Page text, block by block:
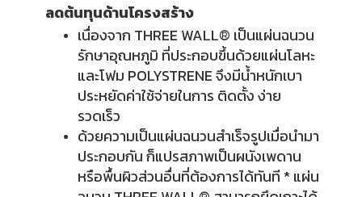
ลดต้นทุนด้านโครงสร้าง
เนื่องจาก THREE WALL® เป็นแผ่นฉนวน
รักษาอุณหภูมิ ที่ประกอบขึ้นด้วยแผ่นโลหะ
และโฟม POLYSTRENE จึงมีน้ำหนักเบา
ประหยัดค่าใช้จ่ายในการ ติดตั้ง ง่าย
รวดเร็ว
ด้วยความเป็นแผ่นฉนวนสำเร็จรูปเมื่อนำมา
ประกอบกัน ก็แปรสภาพเป็นผนังเพดาน
หรือพื้นผิวส่วนอื่นที่ต้องการได้ทันที * แผ่น